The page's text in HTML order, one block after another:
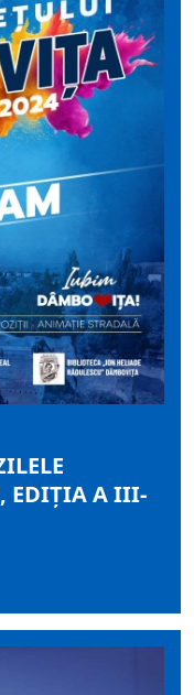
EDIȚIA A III-